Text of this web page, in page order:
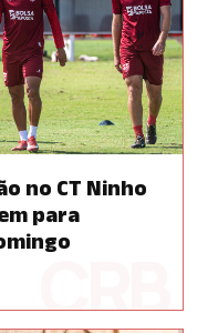
no CT Ninho
para